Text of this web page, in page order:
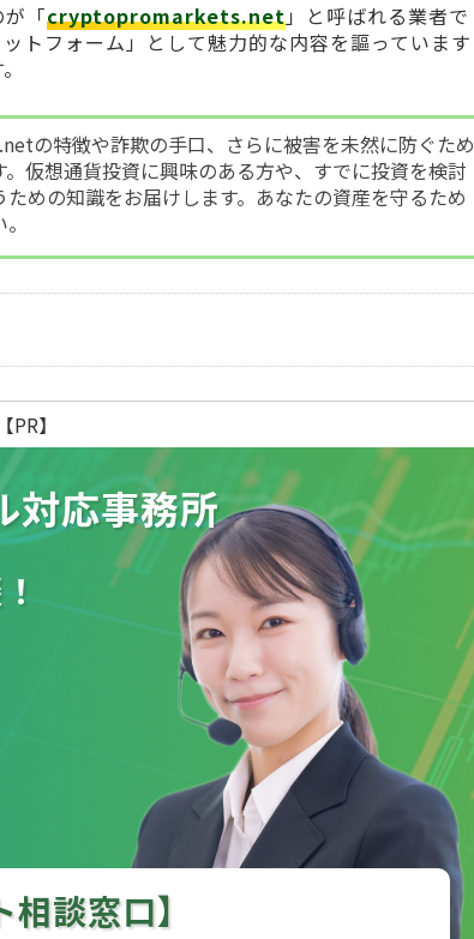
「cryptopromarkets.net」と呼ばれる業者で
トフォーム」として魅力的な内容を謳っています
の特徴や詐欺の手口、さらに被害を未然に防ぐため
仮想通貨投資に興味のある方や、すでに投資を検討
めの知識をお届けします。あなたの資産を守るため
【PR】
対応事務所
相談窓口】